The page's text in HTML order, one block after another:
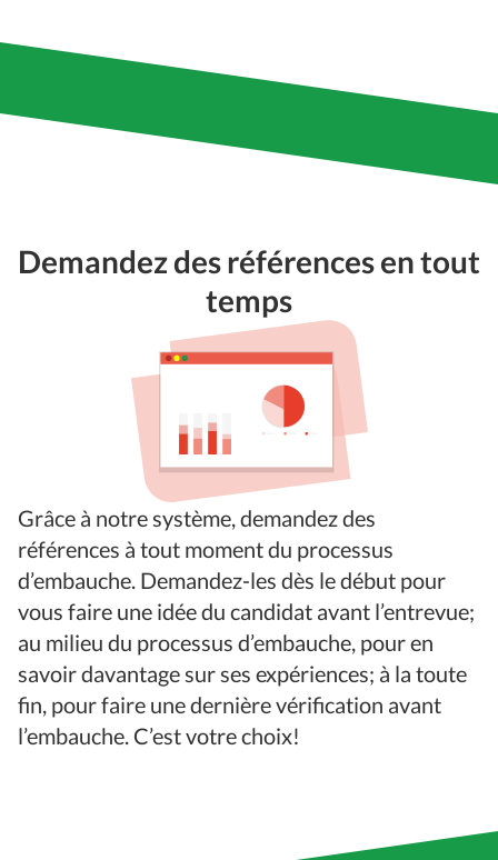
Demandez des références en tout
temps
Grâce à notre système, demandez des
références à tout moment du processus
d’embauche. Demandez-les dès le début pour
vous faire une idée du candidat avant l’entrevue;
au milieu du processus d’embauche, pour en
savoir davantage sur ses expériences; à la toute
fin, pour faire une dernière vérification avant
l’embauche. C’est votre choix!